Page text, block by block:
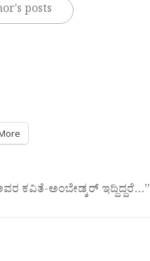
posts
ಕವಿತೆ-ಅಂಬೇಡ್ಕರ್ ಇದ್ದಿದ್ದರೆ…‌”